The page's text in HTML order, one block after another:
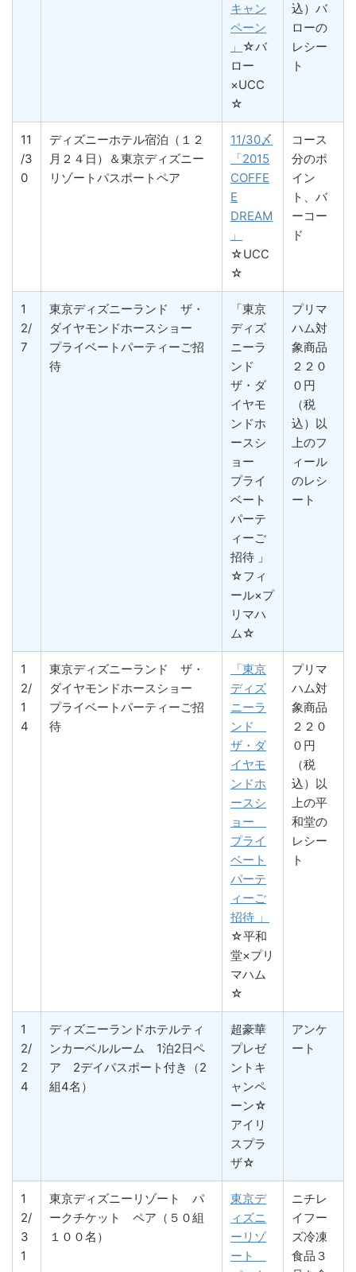
キャン
ペーン
」 ☆バ
ロー
×UCC
☆
込）バ
ローの
レシー
ト
11
/3
0
ディズニーホテル宿泊（１２
月２４日）＆東京ディズニー
リゾートパスポートペア
11/30〆
「2015
COFFE
E
DREAM
」
☆UCC
☆
コース
分のポ
イン
ト、バ
ーコー
ド
1
2/
7
東京ディズニーランド ザ・
ダイヤモンドホースショー
プライベートパーティーご招
待
「東京
ディズ
ニーラ
ンド
ザ・ダ
イヤモ
ンドホ
ースシ
ョー
プライ
ベート
パーテ
ィーご
招待 」
☆フィ
ール×プ
リマハ
ム☆
プリマ
ハム対
象商品
２２０
０円
（税
込）以
上のフ
ィール
のレシ
ート
1
2/
1
4
東京ディズニーランド ザ・
ダイヤモンドホースショー
プライベートパーティーご招
待
「東京
ディズ
ニーラ
ンド
ザ・ダ
イヤモ
ンドホ
ースシ
ョー
プライ
ベート
パーテ
ィーご
招待 」
☆平和
堂×プリ
マハム
☆
プリマ
ハム対
象商品
２２０
０円
（税
込）以
上の平
和堂の
レシー
ト
1
2/
2
4
ディズニーランドホテルティ
ンカーベルルーム 1泊2日ペ
ア 2デイパスポート付き（2
組4名）
超豪華
プレゼ
ントキ
ャンペ
ーン☆
アイリ
スプラ
ザ☆
アンケ
ート
1
2/
3
1
東京ディズニーリゾート パ
ークチケット ペア（５０組
１００名）
東京デ
ィズニ
ーリゾ
ート
ニチレ
イフー
ズ冷凍
食品３